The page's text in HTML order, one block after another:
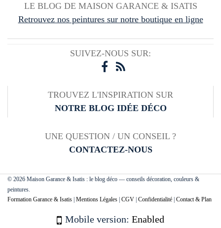
LE BLOG DE MAISON GARANCE & ISATIS
Retrouvez nos peintures sur notre boutique en ligne
SUIVEZ-NOUS SUR:
TROUVEZ L'INSPIRATION SUR
NOTRE BLOG IDÉE DÉCO
UNE QUESTION / UN CONSEIL ?
CONTACTEZ-NOUS
© 2026 Maison Garance & Isatis : le blog déco — conseils décoration, couleurs &
peintures.
Formation Garance & Isatis | Mentions Légales | CGV | Confidentialité | Contact & Plan
Mobile version: Enabled